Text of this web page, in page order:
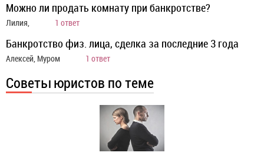
Можно ли продать комнату при банкротстве?
Лилия, 1 ответ
Банкротство физ. лица, сделка за последние 3 года
Алексей, Муром 1 ответ
Советы юристов по теме